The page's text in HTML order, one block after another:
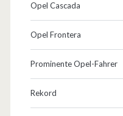
Opel Cascada
Opel Frontera
Prominente Opel-Fahrer
Rekord